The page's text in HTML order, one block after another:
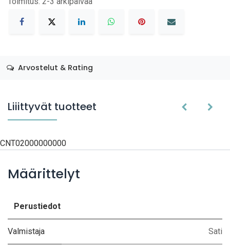
Arvostelut & Rating
Liiittyvät tuotteet
CNT02000000000
Määrittelyt
Perustiedot
Valmistaja Sati